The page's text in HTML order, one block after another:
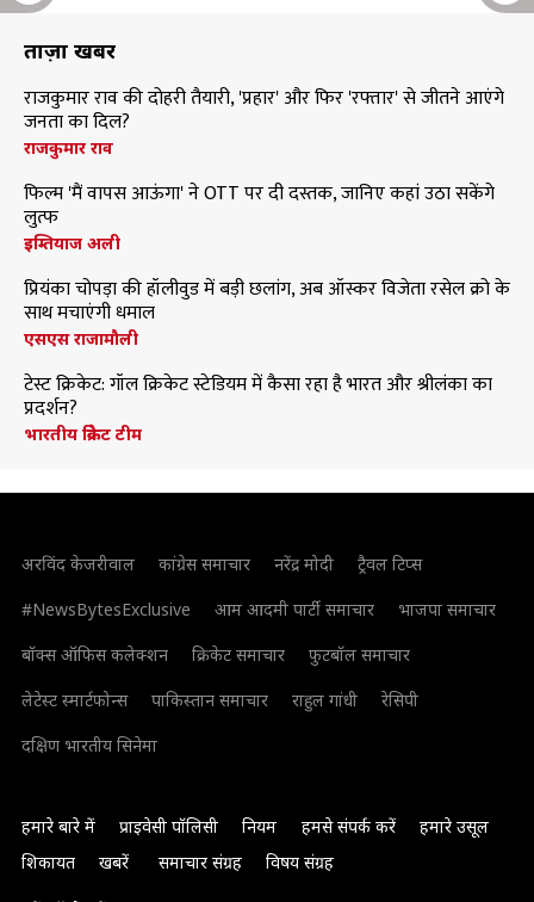
ताज़ा खबरें
राजकुमार राव की दोहरी तैयारी, 'प्रहार' और फिर 'रफ्तार' से जीतने आएंगे
जनता का दिल?
राजकुमार राव
फिल्म 'मैं वापस आऊंगा' ने OTT पर दी दस्तक, जानिए कहां उठा सकेंगे
लुत्फ
इम्तियाज अली
प्रियंका चोपड़ा की हॉलीवुड में बड़ी छलांग, अब ऑस्कर विजेता रसेल क्रो के
साथ मचाएंगी धमाल
एसएस राजामौली
टेस्ट क्रिकेट: गॉल क्रिकेट स्टेडियम में कैसा रहा है भारत और श्रीलंका का
प्रदर्शन?
भारतीय क्रिकेट टीम
अरविंद केजरीवाल कांग्रेस समाचार नरेंद्र मोदी
ट्रैवल टिप्स
#NewsBytesExclusive
आम आदमी पार्टी समाचार
भाजपा समाचार
बॉक्स ऑफिस कलेक्शन
क्रिकेट समाचार
फुटबॉल समाचार
लेटेस्ट स्मार्टफोन्स
पाकिस्तान समाचार राहुल गांधी
रेसिपी
दक्षिण भारतीय सिनेमा
हमारे बारे में प्राइवेसी पॉलिसी नियम हमसे संपर्क करें
हमारे उसूल
शिकायत
खबरें समाचार संग्रह विषय संग्रह